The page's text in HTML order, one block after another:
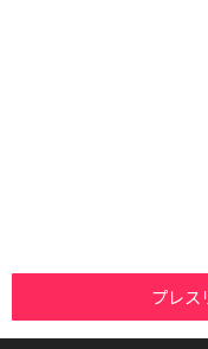
プレス